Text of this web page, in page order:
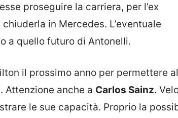
proseguire la carriera, per l’ex
in Mercedes. L’eventuale
a quello futuro di Antonelli.
il prossimo anno per permettere al
Attenzione anche a Carlos Sainz.
le sue capacità. Proprio la